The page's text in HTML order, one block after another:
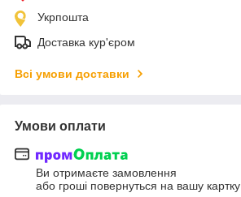
Укрпошта
Доставка кур'єром
Всі умови доставки
Умови оплати
Ви отримаєте замовлення
або гроші повернуться на вашу картку